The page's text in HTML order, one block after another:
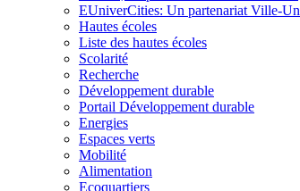
EUniverCities: Un partenariat Ville-
Hautes écoles
Liste des hautes écoles
Scolarité
Recherche
Développement durable
Portail Développement durable
Energies
Espaces verts
Mobilité
Alimentation
Ecoquartiers